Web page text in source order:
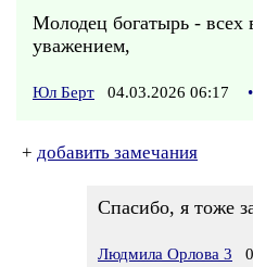
Молодец богатырь - всех
уважением,
Юл Берт 04.03.2026 06:17 •
+ добавить замечания
Спасибо, я тоже
Людмила Орлова 3